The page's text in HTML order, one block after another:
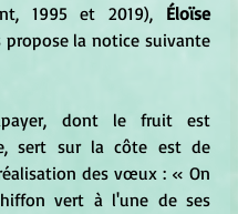
1995 et 2019), Éloïse
propose la notice suivante
sert sur la côte est de
des vœux : « On
vert à l'une de ses